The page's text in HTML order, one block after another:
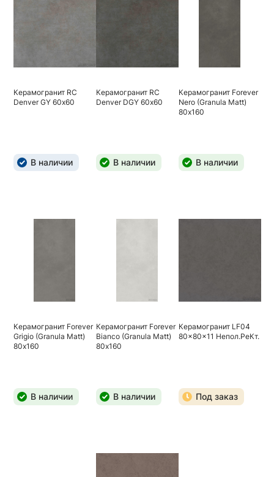
Керамогранит RC
Denver GY 60х60
В наличии
Керамогранит RC
Denver DGY 60х60
В наличии
Керамогранит Forever
Nero (Granula Matt)
80х160
В наличии
Керамогранит Forever
Grigio (Granula Matt)
80х160
В наличии
Керамогранит Forever
Bianco (Granula Matt)
80х160
В наличии
Керамогранит LF04
80x80x11 Непол.РеКт.
Под заказ